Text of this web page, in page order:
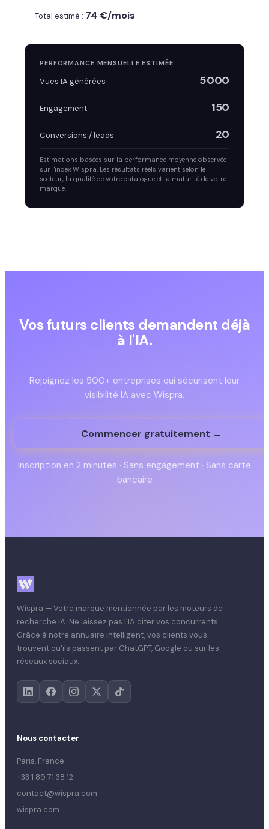
Total estimé : 74 €/mois
PERFORMANCE MENSUELLE ESTIMÉE
Vues IA générées 5 000
Engagement 150
Conversions / leads 20
Estimations basées sur la performance moyenne observée
sur l'index Wispra. Les résultats réels varient selon le
secteur, la qualité de votre catalogue et la maturité de votre
marque.
Vos futurs clients demandent déjà
à l'IA.
Rejoignez les 500+ entreprises qui sécurisent leur
visibilité IA avec Wispra.
Commencer gratuitement →
Inscription en 2 minutes · Sans engagement · Sans carte
bancaire
Wispra — Votre marque mentionnée par les moteurs de
recherche IA. Ne laissez pas l'IA citer vos concurrents.
Grâce à notre annuaire intelligent, vos clients vous
trouvent qu'ils passent par ChatGPT, Google ou sur les
réseaux sociaux.
Nous contacter
Paris, France
+33 1 89 71 38 12
contact@wispra.com
wispra.com